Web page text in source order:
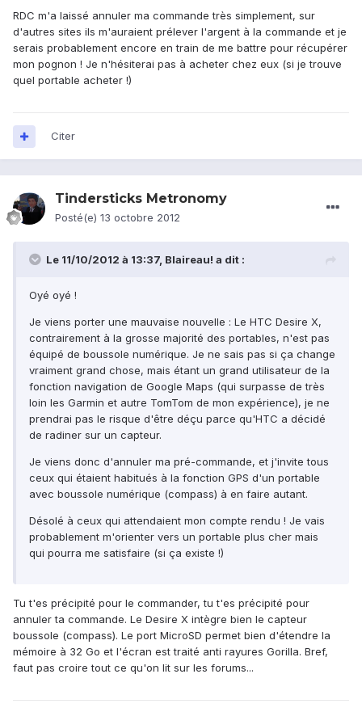
RDC m'a laissé annuler ma commande très simplement, sur
d'autres sites ils m'auraient prélever l'argent à la commande et je
serais probablement encore en train de me battre pour récupérer
mon pognon ! Je n'hésiterai pas à acheter chez eux (si je trouve
quel portable acheter !)
Citer
Tindersticks Metronomy
Posté(e) 13 octobre 2012
Le 11/10/2012 à 13:37, Blaireau! a dit :
Oyé oyé !
Je viens porter une mauvaise nouvelle : Le HTC Desire X,
contrairement à la grosse majorité des portables, n'est pas
équipé de boussole numérique. Je ne sais pas si ça change
vraiment grand chose, mais étant un grand utilisateur de la
fonction navigation de Google Maps (qui surpasse de très
loin les Garmin et autre TomTom de mon expérience), je ne
prendrai pas le risque d'être déçu parce qu'HTC a décidé
de radiner sur un capteur.
Je viens donc d'annuler ma pré-commande, et j'invite tous
ceux qui étaient habitués à la fonction GPS d'un portable
avec boussole numérique (compass) à en faire autant.
Désolé à ceux qui attendaient mon compte rendu ! Je vais
probablement m'orienter vers un portable plus cher mais
qui pourra me satisfaire (si ça existe !)
Tu t'es précipité pour le commander, tu t'es précipité pour
annuler ta commande. Le Desire X intègre bien le capteur
boussole (compass). Le port MicroSD permet bien d'étendre la
mémoire à 32 Go et l'écran est traité anti rayures Gorilla. Bref,
faut pas croire tout ce qu'on lit sur les forums...